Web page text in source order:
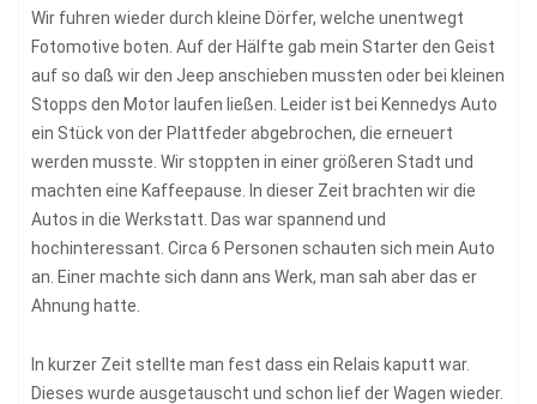
Wir fuhren wieder durch kleine Dörfer, welche unentwegt
Fotomotive boten. Auf der Hälfte gab mein Starter den Geist
auf so daß wir den Jeep anschieben mussten oder bei kleinen
Stopps den Motor laufen ließen. Leider ist bei Kennedys Auto
ein Stück von der Plattfeder abgebrochen, die erneuert
werden musste. Wir stoppten in einer größeren Stadt und
machten eine Kaffeepause. In dieser Zeit brachten wir die
Autos in die Werkstatt. Das war spannend und
hochinteressant. Circa 6 Personen schauten sich mein Auto
an. Einer machte sich dann ans Werk, man sah aber das er
Ahnung hatte.
In kurzer Zeit stellte man fest dass ein Relais kaputt war.
Dieses wurde ausgetauscht und schon lief der Wagen wieder.